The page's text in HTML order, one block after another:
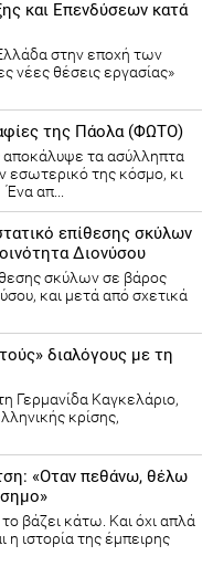
και Επενδύσεων κατά
στην εποχή των
νέες θέσεις εργασίας»
της Πάολα (ΦΩΤΟ)
τα ασύλληπτα
εσωτερικό της κόσμο, κι
απ...
επίθεσης σκύλων
Διονύσου
σκύλων σε βάρος
και μετά από σχετικά
διαλόγους με τη
Γερμανίδα Καγκελάριο,
κρίσης,
«Οταν πεθάνω, θέλω
βάζει κάτω. Και όχι απλά
η ιστορία της έμπειρης